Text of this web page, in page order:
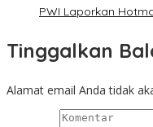
PWI Laporkan
Tinggalkan
Alamat email Anda tidak